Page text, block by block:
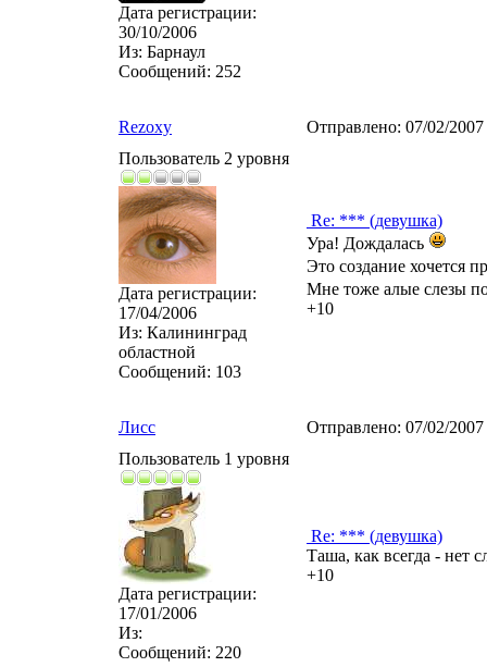
Дата регистрации:
30/10/2006
Из: Барнаул
Сообщений: 252
Rezoxy Отправлено: 07/02/
Пользователь 2 уровня
Дата регистрации:
17/04/2006
Из: Калининград
областной
Сообщений: 103
Re: *** (девушка)
Ура! Дождалась
Это создание хочется
Мне тоже алые слезы
+10
Лисс Отправлено: 07/02/
Пользователь 1 уровня
Дата регистрации:
17/01/2006
Из:
Сообщений: 220
Re: *** (девушка)
Таша, как всегда - нет
+10